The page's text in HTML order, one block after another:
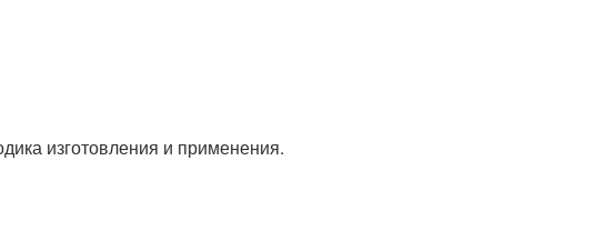
изготовления и применения.